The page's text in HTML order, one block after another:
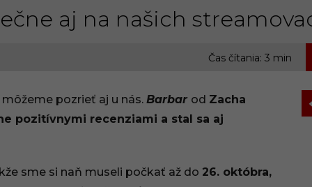
aj na našich
Čas čítania: 3 min
pozrieť aj u nás. Barbar od Zacha
pozitívnymi recenziami a stal sa aj
sme si naň museli počkať až do 26. októbra,